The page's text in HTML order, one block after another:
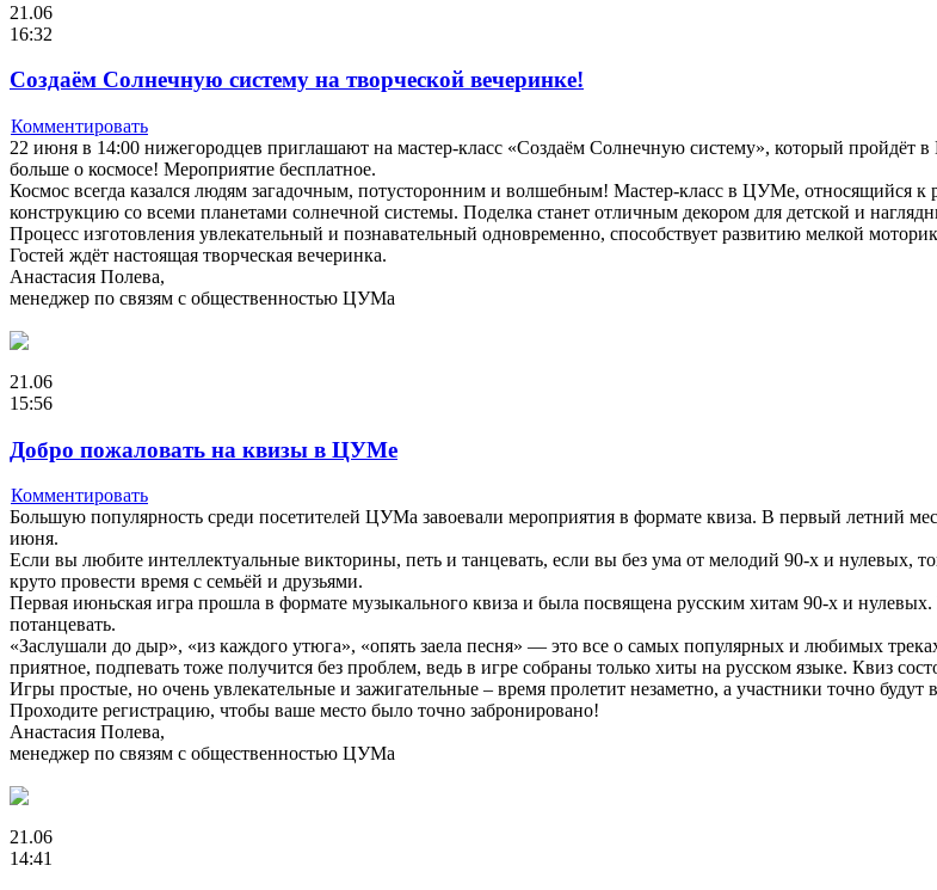
21.06
16:32
Создаём Солнечную систему на творческой вечеринке!
Комментировать
22 июня в 14:00 нижегородцев приглашают на мастер-класс «Создаём Солнечную систему», который
больше о космосе! Мероприятие бесплатное.
Космос всегда казался людям загадочным, потусторонним и волшебным! Мастер-класс в ЦУМе, относящийся к
конструкцию со всеми планетами солнечной системы. Поделка станет отличным декором для детской и
Процесс изготовления увлекательный и познавательный одновременно, способствует развитию мелкой
Гостей ждёт настоящая творческая вечеринка.
Анастасия Полева,
менеджер по связям с общественностью ЦУМа
21.06
15:56
Добро пожаловать на квизы в ЦУМе
Комментировать
Большую популярность среди посетителей ЦУМа завоевали мероприятия в формате квиза. В первый летний
июня.
Если вы любите интеллектуальные викторины, петь и танцевать, если вы без ума от мелодий 90-х и нулевых,
круто провести время с семьёй и друзьями.
Первая июньская игра прошла в формате музыкального квиза и была посвящена русским хитам 90-х и
потанцевать.
«Заслушали до дыр», «из каждого утюга», «опять заела песня» — это все о самых популярных и любимых
приятное, подпевать тоже получится без проблем, ведь в игре собраны только хиты на русском языке. Квиз
Игры простые, но очень увлекательные и зажигательные – время пролетит незаметно, а участники точно
Проходите регистрацию, чтобы ваше место было точно забронировано!
Анастасия Полева,
менеджер по связям с общественностью ЦУМа
21.06
14:41